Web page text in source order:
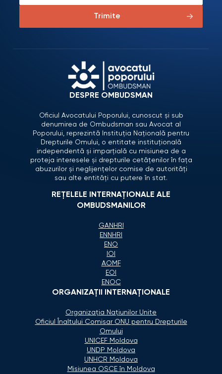
Trimite
DESPRE OMBUDSMAN
Oficiul Avocatului Poporului, cunoscut și sub
denumirea de Ombudsman sau Avocat al
Poporului, reprezintă Instituția Națională pentru
Drepturile Omului, o entitate instituțională
independentă și imparțială cu misiunea de a
proteja interesele și drepturile cetățenilor în fața
abuzurilor și neglijențelor comise de autorități
sau alte entități cu putere în stat.
REȚELELE INTERNAȚIONALE ALE
OMBUDSMANILOR
GANHRI
ENNHRI
ENO
IOI
AOMF
EOI
ENOC
ORGANIZAŢII INTERNAŢIONALE
Organizaţia Naţiunilor Unite
Oficiul Înaltului Comisar ONU pentru Drepturile
Omului
UNICEF Moldova
UNDP Moldova
UNHCR Moldova
Misiunea OSCE în Moldova